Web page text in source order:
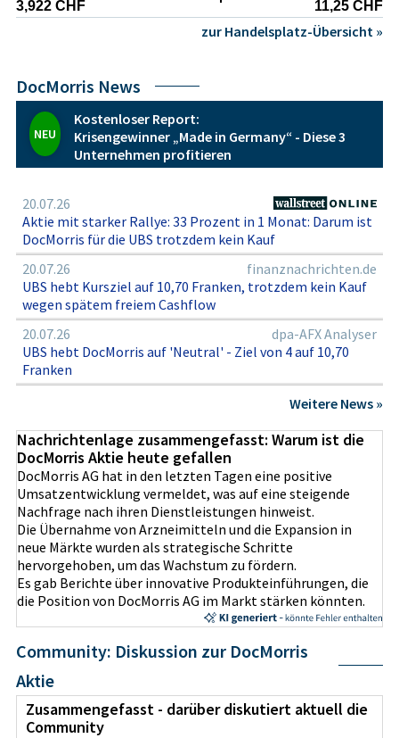
3,922 CHF
11,25 CHF
zur Handelsplatz-Übersicht »
DocMorris News
NEU
Kostenloser Report:
Krisengewinner „Made in Germany“ - Diese 3
Unternehmen profitieren
20.07.26
Aktie mit starker Rallye: 33 Prozent in 1 Monat: Darum ist
DocMorris für die UBS trotzdem kein Kauf
20.07.26
finanznachrichten.de
UBS hebt Kursziel auf 10,70 Franken, trotzdem kein Kauf
wegen spätem freiem Cashflow
20.07.26
dpa-AFX Analyser
UBS hebt DocMorris auf 'Neutral' - Ziel von 4 auf 10,70
Franken
Weitere News »
Nachrichtenlage zusammengefasst: Warum ist die
DocMorris Aktie heute gefallen
DocMorris AG hat in den letzten Tagen eine positive
Umsatzentwicklung vermeldet, was auf eine steigende
Nachfrage nach ihren Dienstleistungen hinweist.
Die Übernahme von Arzneimitteln und die Expansion in
neue Märkte wurden als strategische Schritte
hervorgehoben, um das Wachstum zu fördern.
Es gab Berichte über innovative Produkteinführungen, die
die Position von DocMorris AG im Markt stärken könnten.
Community: Diskussion zur DocMorris
Aktie
Zusammengefasst - darüber diskutiert aktuell die
Community